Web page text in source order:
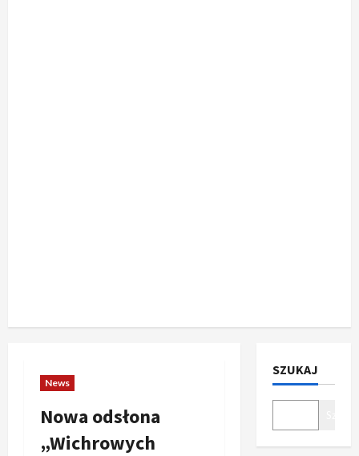
News
Nowa odsłona
„Wichrowych
SZUKAJ